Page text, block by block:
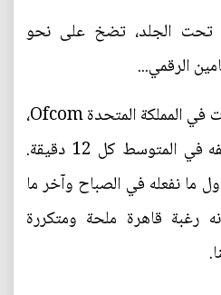
تحت الجلد، تضخ على نحو
الرقمي...
تقول هيئة تنظيم الاتصالات في المملكة المتحدة Ofcom،
إن البريطاني يفحص هاتفه في المتوسط كل 12 دقيقة.
ما نفعله في الصباح وآخر ما
رغبة قاهرة ملحة ومتكررة